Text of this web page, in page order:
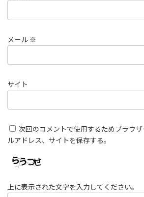
メール ※
サイト
次回のコメントで使用するためブラウ
ルアドレス、サイトを保存する。
上に表示された文字を入力してください。